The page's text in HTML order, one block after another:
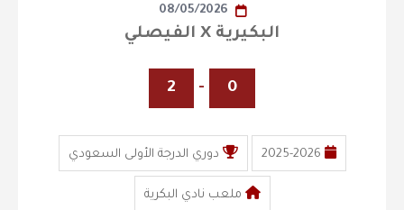
08/05/2026
البكيرية X الفيصلي
0
-
2
2025-2026 دوري الدرجة الأولى السعودي
ملعب نادي البكرية